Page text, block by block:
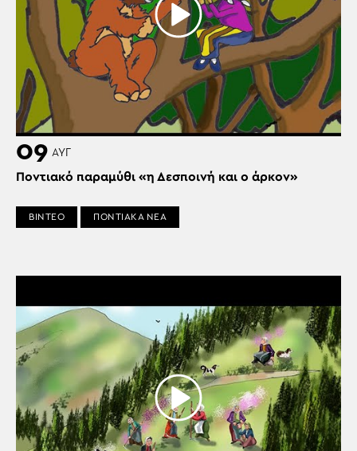
09 ΑΥΓ
Ποντιακό παραμύθι «η Δεσποινή και ο άρκον»
ΒΙΝΤΕΟ ΠΟΝΤΙΑΚΑ ΝΕΑ